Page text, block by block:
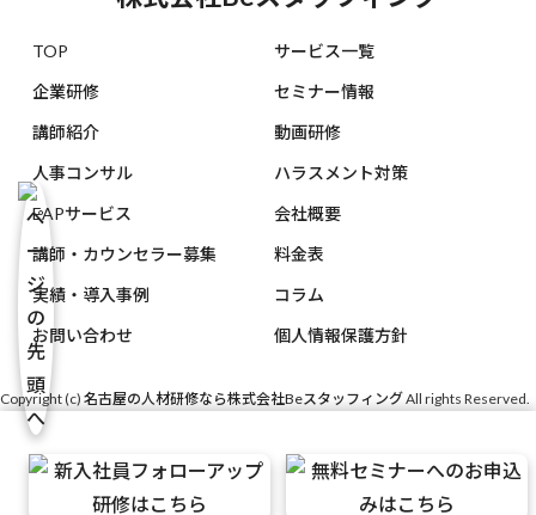
TOP
サービス一覧
企業研修
セミナー情報
講師紹介
動画研修
人事コンサル
ハラスメント対策
EAPサービス
会社概要
講師・カウンセラー募集
料金表
実績・導入事例
コラム
お問い合わせ
個人情報保護方針
Copyright (c) 名古屋の人材研修なら株式会社BeスタッフィングAll rights Reserved.